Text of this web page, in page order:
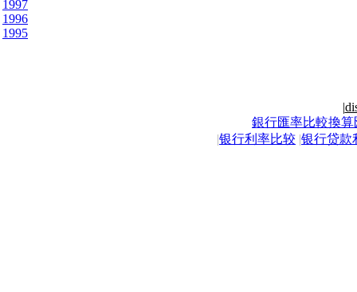
1997
1996
1995
|
銀行匯率比較換算
|银行利率比较 |银行贷款